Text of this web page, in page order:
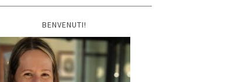
BENVENUTI!